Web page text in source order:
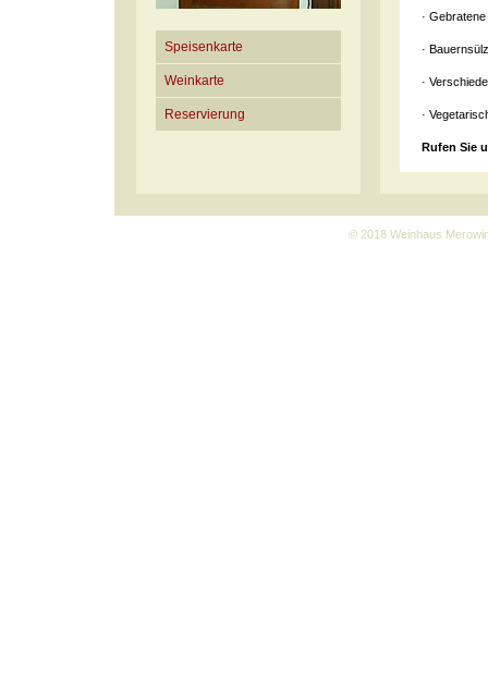
Speisenkarte
Weinkarte
Reservierung
·
·
·
·
Rufen Sie
© 2018 Weinhaus